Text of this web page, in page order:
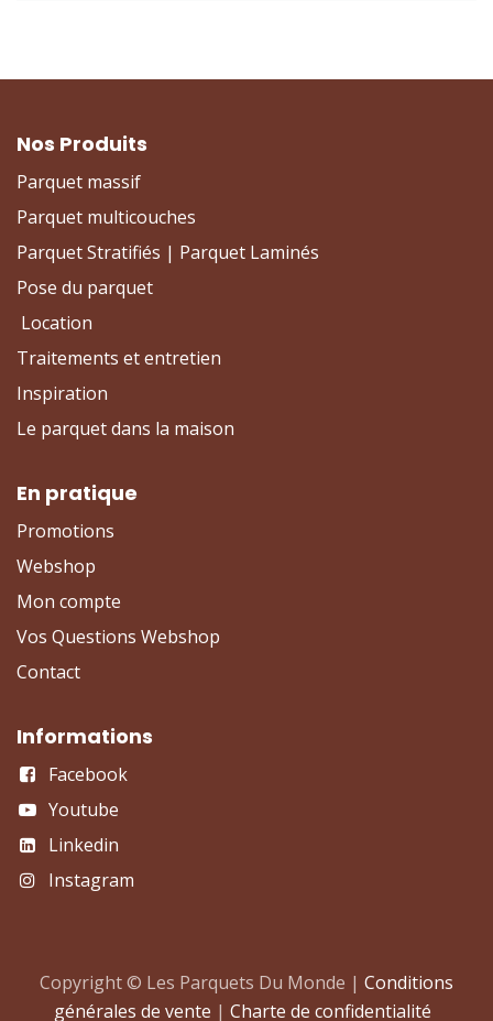
Nos Produits
Parquet massif
Parquet multicouches
Parquet Stratifiés | Parquet Laminés
Pose du parquet
Location
Traitements et entretien
Inspiration
Le parquet dans la maison
En pratique
Promotions
Webshop
Mon compte
Vos Questions Webshop
Contact
Informations
Facebook
Youtube
Linkedin
Instagram
Copyright © Les Parquets Du Monde | Conditions
générales de vente | Charte de confidentialité